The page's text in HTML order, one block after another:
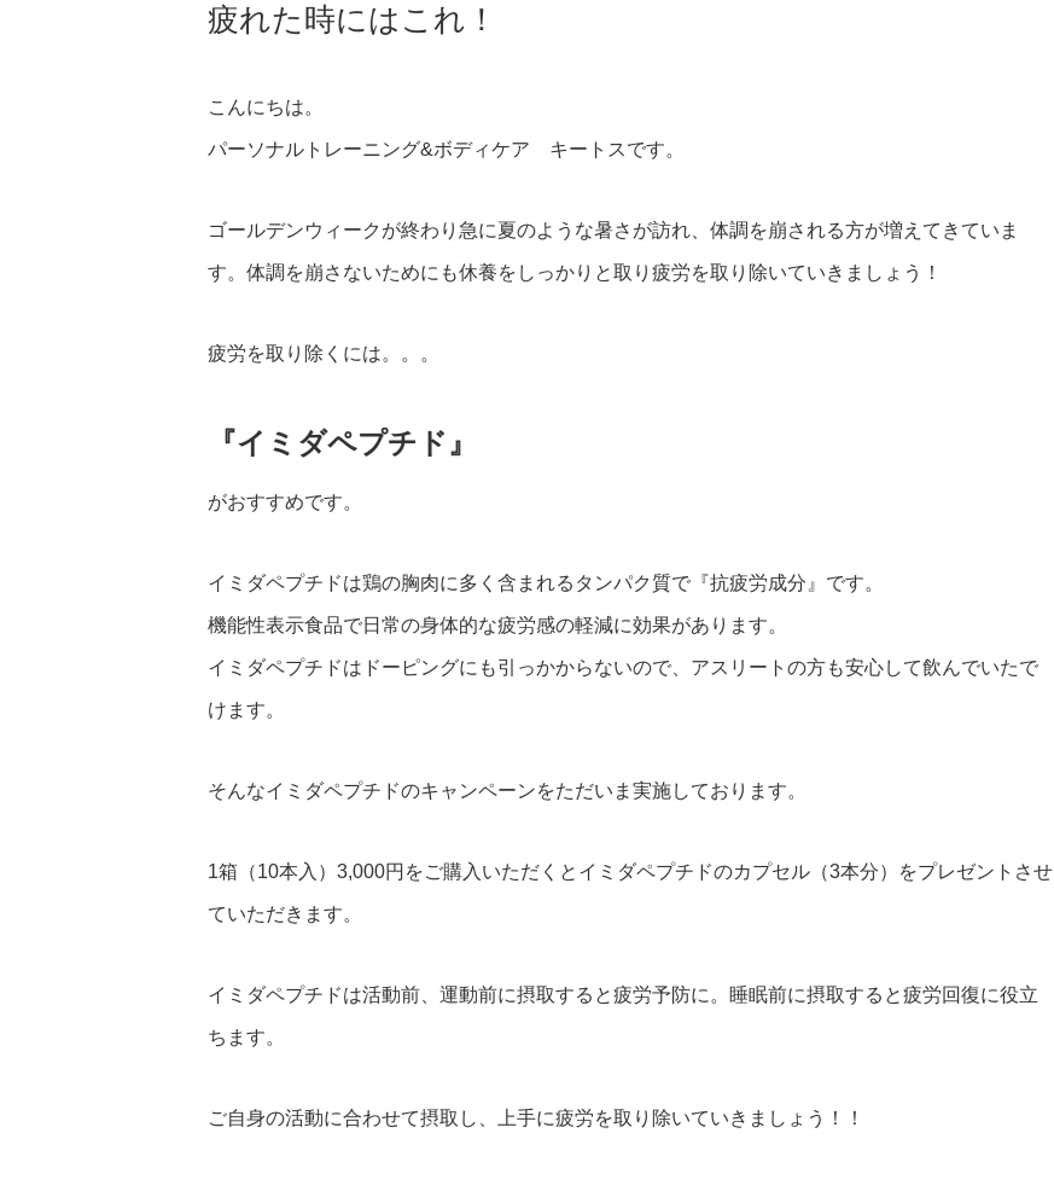
疲れた時にはこれ！
こんにちは。
パーソナルトレーニング&ボディケア キートスです。
ゴールデンウィークが終わり急に夏のような暑さが訪れ、体調を崩される方が増えてきていま
す。体調を崩さないためにも休養をしっかりと取り疲労を取り除いていきましょう！
疲労を取り除くには。。。
『イミダペプチド』
がおすすめです。
イミダペプチドは鶏の胸肉に多く含まれるタンパク質で『抗疲労成分』です。
機能性表示食品で日常の身体的な疲労感の軽減に効果があります。
イミダペプチドはドーピングにも引っかからないので、アスリートの方も安心して飲んでいたで
けます。
そんなイミダペプチドのキャンペーンをただいま実施しております。
1箱（10本入）3,000円をご購入いただくとイミダペプチドのカプセル（3本分）をプレゼントさせ
ていただきます。
イミダペプチドは活動前、運動前に摂取すると疲労予防に。睡眠前に摂取すると疲労回復に役立
ちます。
ご自身の活動に合わせて摂取し、上手に疲労を取り除いていきましょう！！